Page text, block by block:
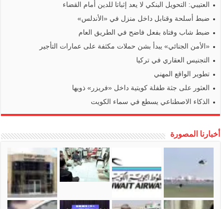
العتيبي: التحويل البنكي لا يعد إثباتا للدين أمام القضاء
ضبط أسلحة وقنابل داخل منزل في «الأندلس»
ضبط شاب وفتاة بفعل فاضح في الطريق العام
«الأمن الجنائي» يبدأ بشن حملات مكثفة على عمارات التأجير
التجنيس العقاري في تركيا
تطوير الواقع المهني
العثور على جثة طفلة كويتية داخل «فريزر» ذويها
الذكاء الاصطناعي يسطع في سماء الكويت
أخبارنا المصورة